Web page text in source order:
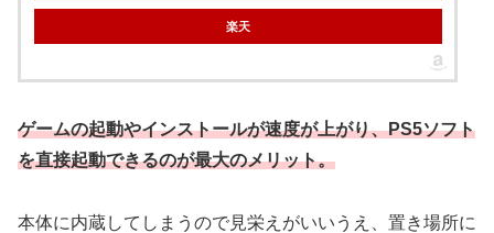
楽天
ゲームの起動やインストールが速度が上がり、PS5ソフト
を直接起動できるのが最大のメリット。
本体に内蔵してしまうので見栄えがいいうえ、置き場所に